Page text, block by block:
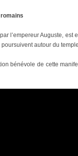
l’empereur Auguste, est
autour du
bénévole de cette